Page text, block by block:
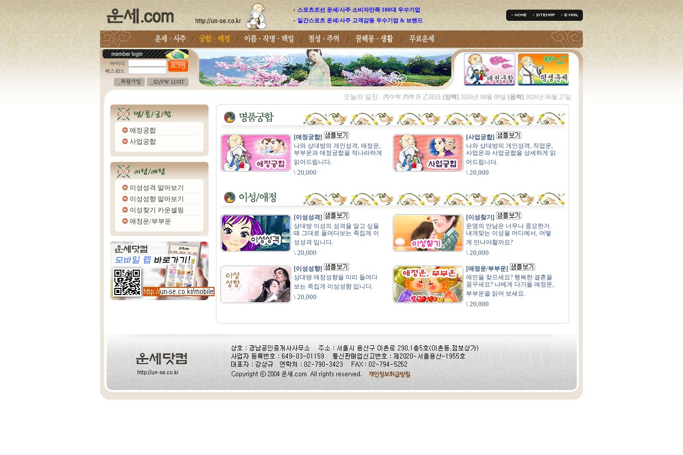
스포츠조선 운세/사주 소비자만족 100대 우수기업
일간스포츠 운세/사주 고객감동 우수기업 & 브랜드
오늘의 일진 : 丙午年 丙申月 乙卯日 [양력] 2026년 08월 09일 [음력] 2026년 06월 27일
애정궁합
사업궁합
이성성격 알아보기
이성성향 알아보기
이성찾기 카운셀링
애정운/부부운
[애정궁합]
나와 상대방의 개인성격, 애정운,
부부운과 애정궁합을 적나라하게
읽어드립니다.
\ 20,000
[사업궁합]
나와 상대방의 개인성격, 직업운,
사업운과 사업궁합을 상세하게 읽
어드립니다.
\ 20,000
[이성성격]
상대방 이성의 성격을 알고 싶을
때 그대로 들여다보는 족집게 이
성성격 입니다.
\ 20,000
[이성찾기]
운명의 만남은 너무나 중요한거.
내게맞는 이성을 어디에서, 어떻
게 만나야할까요?
\ 20,000
[이성성향]
상대방 애정성향을 미리 들여다
보는 족집게 이성성향 입니다.
\ 20,000
[애정운/부부운]
애인을 찾으세요? 행복한 결혼을
꿈꾸세요? 나에게 다가올 애정운,
부부운을 읽어 보세요.
\ 20,000